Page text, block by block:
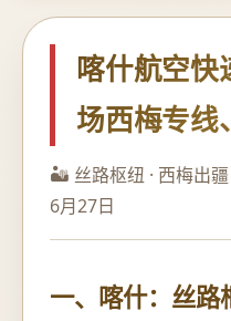
喀什航空快
场西梅专线
🏜️ 丝路枢纽 · 西梅出
6月27日
一、喀什：丝路